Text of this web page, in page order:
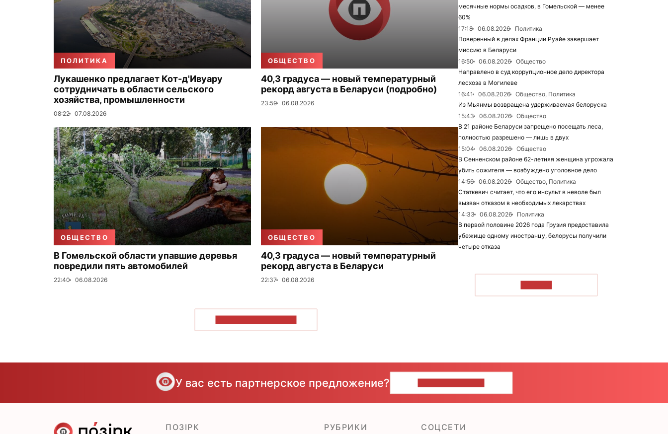
ПОЛИТИКА
Лукашенко предлагает Кот-д'Ивуару
сотрудничать в области сельского
хозяйства, промышленности
08:22 07.08.2026
ОБЩЕСТВО
40,3 градуса — новый температурный
рекорд августа в Беларуси (подробно)
23:59 06.08.2026
ОБЩЕСТВО
В Гомельской области упавшие деревья
повредили пять автомобилей
22:40 06.08.2026
ОБЩЕСТВО
40,3 градуса — новый температурный
рекорд августа в Беларуси
22:37 06.08.2026
месячные нормы осадков, в Гомельской — менее
60%
17:18
06.08.2026
Политика
Поверенный в делах Франции Руайе завершает
миссию в Беларуси
16:50
06.08.2026
Общество
Направлено в суд коррупционное дело директора
лесхоза в Могилеве
16:41
06.08.2026
Общество, Политика
Из Мьянмы возвращена удерживаемая белоруска
15:43
06.08.2026
Общество
В 21 районе Беларуси запрещено посещать леса,
полностью разрешено — лишь в двух
15:04
06.08.2026
Общество
В Сенненском районе 62-летняя женщина угрожала
убить сожителя — возбуждено уголовное дело
14:56
06.08.2026
Общество, Политика
Статкевич считает, что его инсульт в неволе был
вызван отказом в необходимых лекарствах
14:33
06.08.2026
Политика
В первой половине 2026 года Грузия предоставила
убежище одному иностранцу, белорусы получили
четыре отказа
У вас есть партнерское предложение?
ПОЗІРК РУБРИКИ CОЦСЕТИ